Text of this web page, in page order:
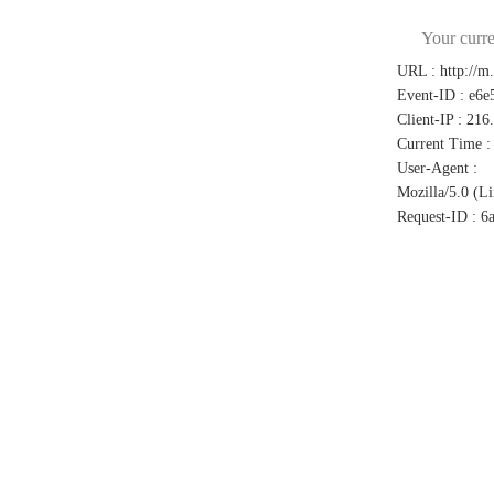
Your
URL : http://
Event-ID :
Client-IP :
Current Time :
User-Agent :
Mozilla/5.0
Request-ID :